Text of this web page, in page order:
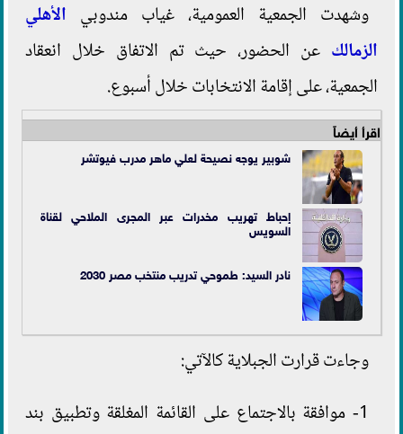
وشهدت الجمعية العمومية، غياب مندوبي الأهلي
الزمالك عن الحضور، حيث تم الاتفاق خلال انعقاد
الجمعية، على إقامة الانتخابات خلال أسبوع.
اقرأ أيضاً
شوبير يوجه نصيحة لعلي ماهر مدرب فيوتشر
إحباط تهريب مخدرات عبر المجرى الملاحي لقناة
السويس
نادر السيد: طموحي تدريب منتخب مصر 2030
وجاءت قرارت الجبلاية كالآتي:
1- موافقة بالاجتماع على القائمة المغلقة وتطبيق بند